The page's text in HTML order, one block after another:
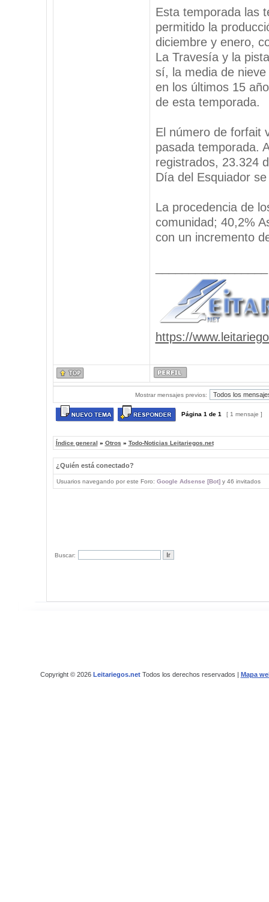
Esta temporada las
permitido la
diciembre y enero,
La Travesía y la
sí, la media de
en los últimos 15
de esta temporada.
El número de forfait
pasada temporada.
registrados, 23.324
Día del Esquiador
La procedencia de
comunidad; 40,2%
con un incremento
https://
Mostrar mensajes previos:
Página 1 de 1 [ 1 mensaje ]
Índice general » Otros » Todo-Noticias Leitariegos.net
¿Quién está conectado?
Usuarios navegando por este Foro: Google Adsense [Bot]y 46 invitados
Buscar:
Copyright © 2026 Leitariegos.netTodos los derechos reservados | Mapa